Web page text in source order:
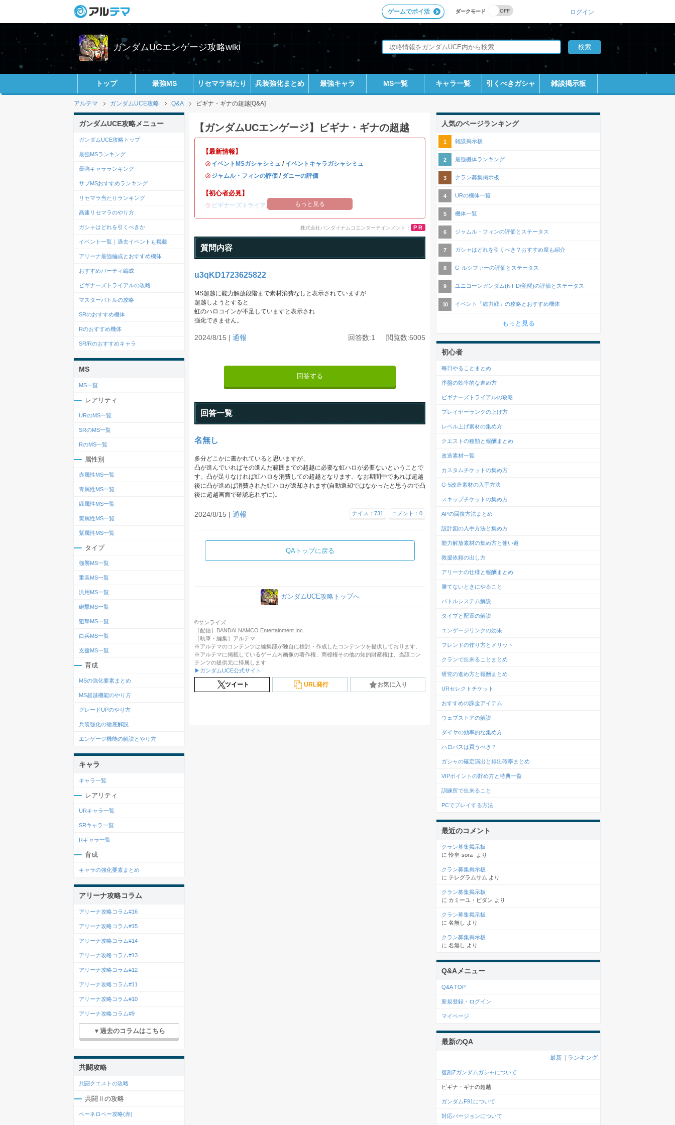
ダークモード
ゲームでポイ活 ログイン
ガンダムUCエンゲージ攻略wiki
トップ 最強MS リセマラ当たり 兵装強化まとめ 最強キャラ MS一覧 キャラ一覧 引くべきガシャ 雑談掲示板
アルテマ ガンダムUCE攻略 Q&A ビギナ・ギナの超越[Q&A]
【ガンダムUCエンゲージ】ビギナ・ギナの超越
【最新情報】
・ イベントMSガシャシミュ / イベントキャラガシャシミュ
・ ジャムル・フィンの評価 / ダニーの評価
【初心者必見】
・ ビギナーズトライアルの攻略 もっと見る
PR
質問内容
u3qKD1723625822
MS超越に能力解放段階まで素材消費なしと表示されていますが
超越しようとすると
虹のハロコインが不足していますと表示され
強化できません。
2024/8/15 | 通報 回答数:1 閲覧数:6005
回答する
回答一覧
名無し
多分どこかに書かれていると思いますが、
凸が進んでいればその進んだ範囲までの超越に必要な虹ハロが必要ないということで
す。凸が足りなければ虹ハロを消費しての超越となります。なお期間中であれば超越
後に凸が進めば消費された虹ハロが返却されます(自動返却ではなかったと思うので凸
後に超越画面で確認忘れずに)。
2024/8/15 | 通報 コメント：0
ナイス：731
QAトップに戻る
ガンダムUCE攻略トップへ
©サンライズ
［配信］BANDAI NAMCO Entertainment Inc.
［執筆・編集］アルテマ
※アルテマのコンテンツは編集部が独自に検討・作成したコンテンツを提供しております。
※アルテマに掲載しているゲーム内画像の著作権、商標権その他の知的財産権は、当該コン
テンツの提供元に帰属します
▶ガンダムUCE公式サイト
ツイート URL発行 お気に入り
ガンダムUCE攻略メニュー
ガンダムUCE攻略トップ
最強MSランキング
最強キャラランキング
サブMSおすすめランキング
リセマラ当たりランキング
高速リセマラのやり方
ガシャはどれを引くべきか
イベント一覧｜過去イベントも掲載
アリーナ最強編成とおすすめ機体
おすすめパーティ編成
ビギナーズトライアルの攻略
マスターバトルの攻略
SRのおすすめ機体
Rのおすすめ機体
SR/Rのおすすめキャラ
MS
MS一覧
レアリティ
URのMS一覧
SRのMS一覧
RのMS一覧
属性別
赤属性MS一覧
青属性MS一覧
緑属性MS一覧
黄属性MS一覧
紫属性MS一覧
タイプ
強襲MS一覧
重装MS一覧
汎用MS一覧
砲撃MS一覧
狙撃MS一覧
白兵MS一覧
支援MS一覧
育成
MSの強化要素まとめ
MS超越機能のやり方
グレードUPのやり方
兵装強化の徹底解説
エンゲージ機能の解説とやり方
キャラ
キャラ一覧
レアリティ
URキャラ一覧
SRキャラ一覧
Rキャラ一覧
育成
キャラの強化要素まとめ
アリーナ攻略コラム
アリーナ攻略コラム#16
アリーナ攻略コラム#15
アリーナ攻略コラム#14
アリーナ攻略コラム#13
アリーナ攻略コラム#12
アリーナ攻略コラム#11
アリーナ攻略コラム#10
アリーナ攻略コラム#9
▼過去のコラムはこちら
共闘攻略
共闘クエストの攻略
共闘Ⅱの攻略
ペーネロペー攻略(赤)
人気のページランキング
雑談掲示板
最強機体ランキング
クラン募集掲示板
URの機体一覧
機体一覧
ジャムル・フィンの評価とステータス
ガシャはどれを引くべき？おすすめ度も紹介
G-ルシファーの評価とステータス
ユニコーンガンダム(NT-D/覚醒)の評価とステータス
イベント「総力戦」の攻略とおすすめ機体
もっと見る
初心者
毎日やることまとめ
序盤の効率的な進め方
ビギナーズトライアルの攻略
プレイヤーランクの上げ方
レベル上げ素材の集め方
クエストの種類と報酬まとめ
改造素材一覧
カスタムチケットの集め方
G-5改造素材の入手方法
スキップチケットの集め方
APの回復方法まとめ
設計図の入手方法と集め方
能力解放素材の集め方と使い道
救援依頼の出し方
アリーナの仕様と報酬まとめ
勝てないときにやること
バトルシステム解説
タイプと配置の解説
エンゲージリンクの効果
フレンドの作り方とメリット
クランで出来ることまとめ
研究の進め方と報酬まとめ
URセレクトチケット
おすすめの課金アイテム
ウェブストアの解説
ダイヤの効率的な集め方
ハロパスは買うべき？
ガシャの確定演出と排出確率まとめ
VIPポイントの貯め方と特典一覧
訓練所で出来ること
PCでプレイする方法
最近のコメント
クラン募集掲示板
に怜皇-sora- より
クラン募集掲示板
に テレグラムサム より
クラン募集掲示板
に カミーユ・ビダン より
クラン募集掲示板
に 名無し より
クラン募集掲示板
に 名無し より
Q&Aメニュー
Q&A TOP
新規登録・ログイン
マイページ
最新のQA
最新 ランキング
復刻Zガンダムガシャについて
ビギナ・ギナの超越
ガンダムF91について
対応バージョンについて